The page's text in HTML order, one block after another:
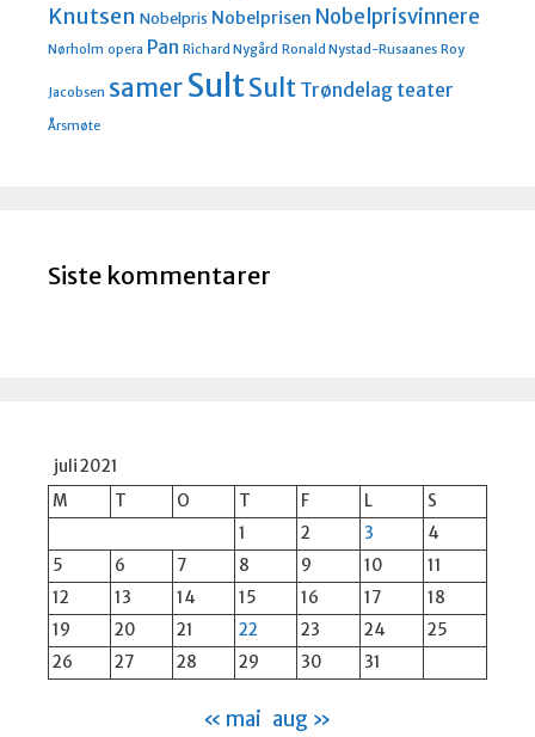
Knutsen Nobelpris Nobelprisen Nobelprisvinnere
Nørholm opera Pan Richard Nygård Ronald Nystad-Rusaanes Roy
Jacobsen samerSultSult Trøndelag teater
Årsmøte
Siste kommentarer
juli 2021
M
T O T F L
S
1
2 3
4
5
6 7 8 9 10
11
12
13 14 15 16 17
18
19
20 21 22 23 24
25
26
27 28 29 30 31
« mai aug »